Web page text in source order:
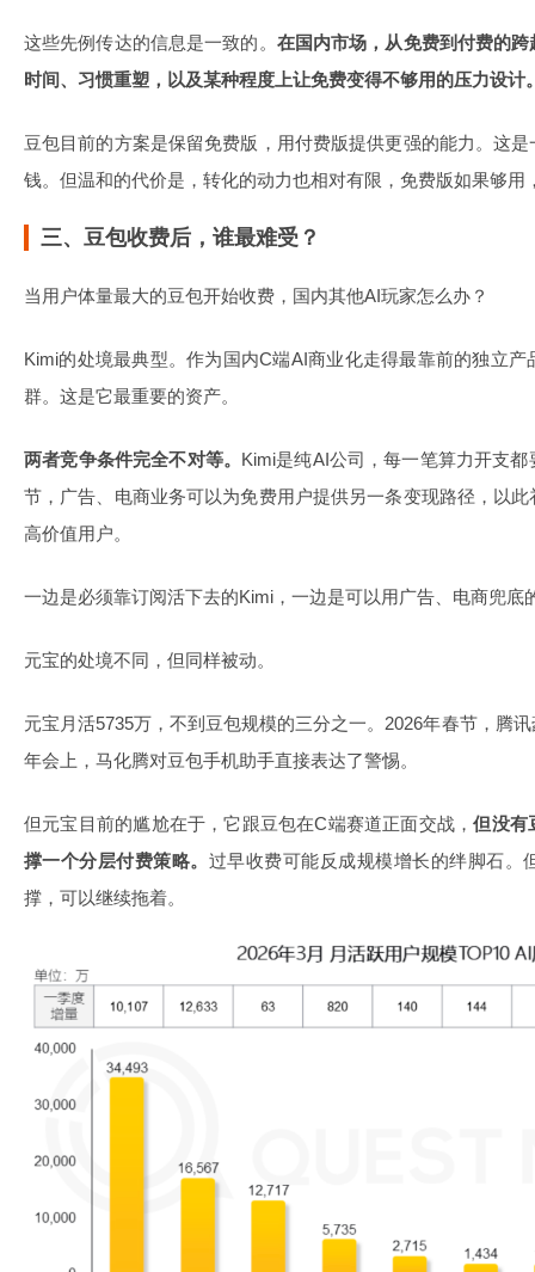
这些先例传达的信息是一致的。 在国内市场，从免费到付费的
时间、习惯重塑，以及某种程度上让免费变得不够用的压力设计
豆包目前的方案是保留免费版，用付费版提供更强的能力。这
钱。但温和的代价是，转化的动力也相对有限，免费版如果够用
三、豆包收费后，谁最难受？
当用户体量最大的豆包开始收费，国内其他AI玩家怎么办？
Kimi的处境最典型。作为国内C端AI商业化走得最靠前的独立
群。这是它最重要的资产。
两者竞争条件完全不对等。 Kimi是纯AI公司，每一笔算力开支
节，广告、电商业务可以为免费用户提供另一条变现路径，以
高价值用户。
一边是必须靠订阅活下去的Kimi，一边是可以用广告、电商兜底
元宝的处境不同，但同样被动。
元宝月活5735万，不到豆包规模的三分之一。2026年春节，腾
年会上，马化腾对豆包手机助手直接表达了警惕。
但元宝目前的尴尬在于，它跟豆包在C端赛道正面交战，但没有
撑一个分层付费策略。 过早收费可能反成规模增长的绊脚石。
撑，可以继续拖着。